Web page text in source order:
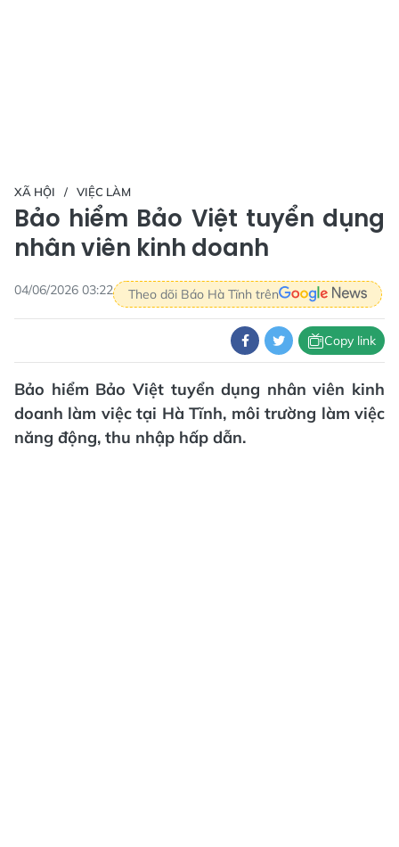
XÃ HỘI VIỆC LÀM
Bảo hiểm Bảo Việt tuyển dụng
nhân viên kinh doanh
04/06/2026 03:22 Theo dõi Báo Hà Tĩnh trên
Copy link
Bảo hiểm Bảo Việt tuyển dụng nhân viên kinh
doanh làm việc tại Hà Tĩnh, môi trường làm việc
năng động, thu nhập hấp dẫn.